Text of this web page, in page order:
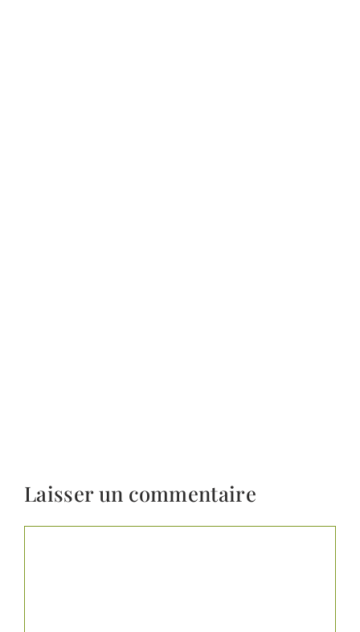
Laisser un commentaire